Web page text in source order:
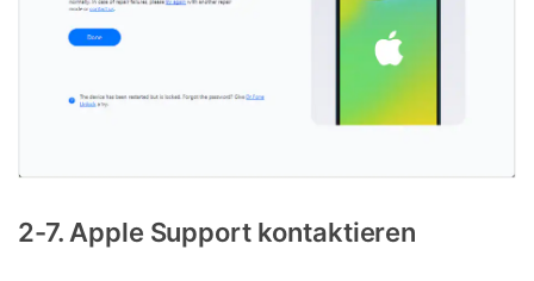
2-7. Apple Support kontaktieren